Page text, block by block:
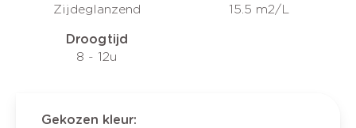
Zijdeglanzend
15.5 m2/L
Droogtijd
8 - 12u
Gekozen kleur: